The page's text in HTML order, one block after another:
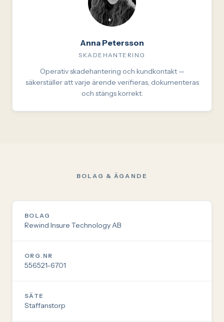
Anna Petersson
SKADEHANTERING
Operativ skadehantering och kundkontakt —
säkerställer att varje ärende verifieras, dokumenteras
och stängs korrekt.
BOLAG & ÄGANDE
BOLAG
Rewind Insure Technology AB
ORG.NR
556521-6701
SÄTE
Staffanstorp